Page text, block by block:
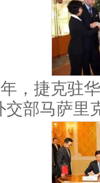
年，捷克驻
交部马萨里